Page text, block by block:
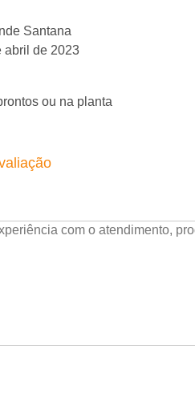
Santana
abril de 2023
ou na planta